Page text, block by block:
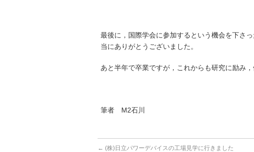
最後に，国際学会に参加するという機会を下さ
当にありがとうございました。
あと半年で卒業ですが，これからも研究に励み，
筆者 M2石川
← (株)日立パワーデバイスの工場見学に行きました